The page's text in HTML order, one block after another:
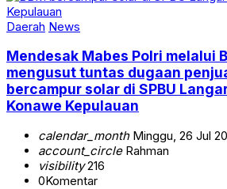
Daerah News
Mendesak Mabes Polri melalui
mengusut tuntas dugaan
bercampur solar di SPBU
Konawe Kepulauan
calendar_monthMinggu, 26 Jul
account_circleRahman
visibility216
0Komentar